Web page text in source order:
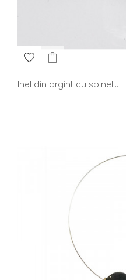
Inel din argint cu spinel...